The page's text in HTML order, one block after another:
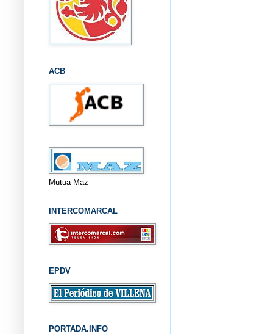
ACB
Mutua Maz
INTERCOMARCAL
EPDV
PORTADA.INFO